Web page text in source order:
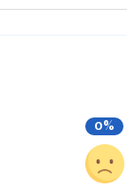
0%